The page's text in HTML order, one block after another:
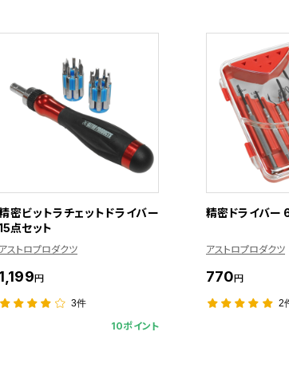
密ビットラチェットドライバー
点セット
アストロプロダクツ
1,199円
3件
10ポイント
精密ドライバー
アストロプロダクツ
770円
2